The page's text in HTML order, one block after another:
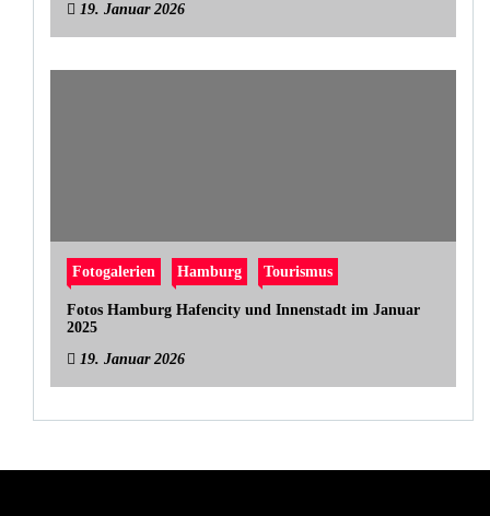
19. Januar 2026
Fotogalerien Hamburg Tourismus
Fotos Hamburg Hafencity und Innenstadt im Januar
2025
19. Januar 2026